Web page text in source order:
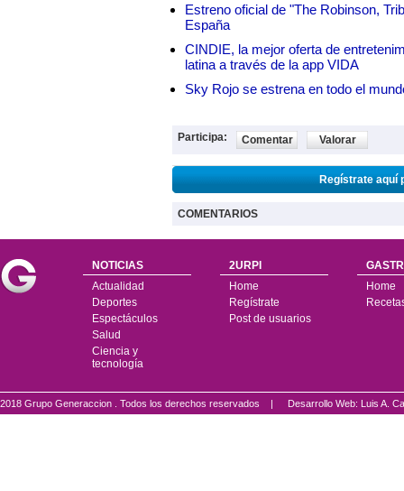
Estreno oficial de "The Robinson,
España
CINDIE, la mejor oferta de
latina a través de la app VIDA
Sky Rojo se estrena en todo el
Participa: Comentar Valorar
Regístrate aquí
COMENTARIOS
NOTICIAS
Actualidad
Deportes
Espectáculos
Salud
Ciencia y
tecnología
2URPI
Home
Regístrate
Post de usuarios
Home
2018 Grupo Generaccion . Todos los derechos reservados | Desarrollo Web: Luis